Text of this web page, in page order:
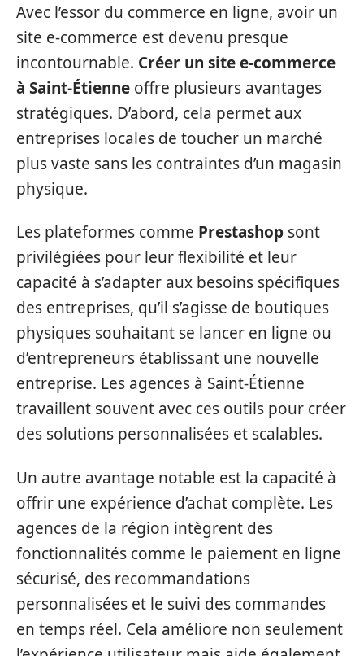
Avec l’essor du commerce en ligne, avoir un
site e-commerce est devenu presque
incontournable. Créer un site e-commerce
à Saint-Étienne offre plusieurs avantages
stratégiques. D’abord, cela permet aux
entreprises locales de toucher un marché
plus vaste sans les contraintes d’un magasin
physique.
Les plateformes comme Prestashop sont
privilégiées pour leur flexibilité et leur
capacité à s’adapter aux besoins spécifiques
des entreprises, qu’il s’agisse de boutiques
physiques souhaitant se lancer en ligne ou
d’entrepreneurs établissant une nouvelle
entreprise. Les agences à Saint-Étienne
travaillent souvent avec ces outils pour créer
des solutions personnalisées et scalables.
Un autre avantage notable est la capacité à
offrir une expérience d’achat complète. Les
agences de la région intègrent des
fonctionnalités comme le paiement en ligne
sécurisé, des recommandations
personnalisées et le suivi des commandes
en temps réel. Cela améliore non seulement